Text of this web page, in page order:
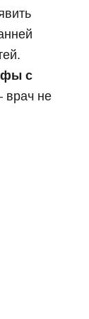
с
врач не